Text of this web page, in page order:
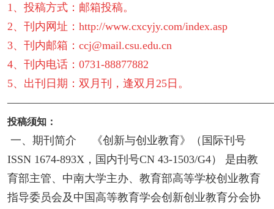
1、投稿方式：邮箱投稿。
2、刊内网址：http://www.cxcyjy.com/index.asp
3、刊内邮箱：ccj@mail.csu.edu.cn
4、刊内电话：0731-88877882
5、出刊日期：双月刊，逢双月25日。
投稿须知：
一、期刊简介 《创新与创业教育》（国际刊号
ISSN 1674-893X，国内刊号CN 43-1503/G4） 是由教
育部主管、中南大学主办、教育部高等学校创业教育
指导委员会及中国高等教育学会创新创业教育分会协